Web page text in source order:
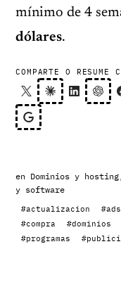
mínimo de 4
dólares.
COMPARTE O RESUME
en Dominios y hosting
y software
#actualizacion
#compra
#dominios
#programas